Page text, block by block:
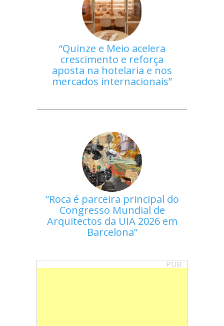
Quinze e Meio acelera
crescimento e reforça
aposta na hotelaria e nos
mercados internacionais
Roca é parceira principal do
Congresso Mundial de
Arquitectos da UIA 2026 em
Barcelona
PUB